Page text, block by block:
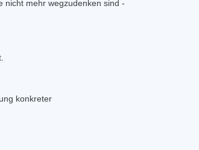
nicht mehr wegzudenken sind -
konkreter